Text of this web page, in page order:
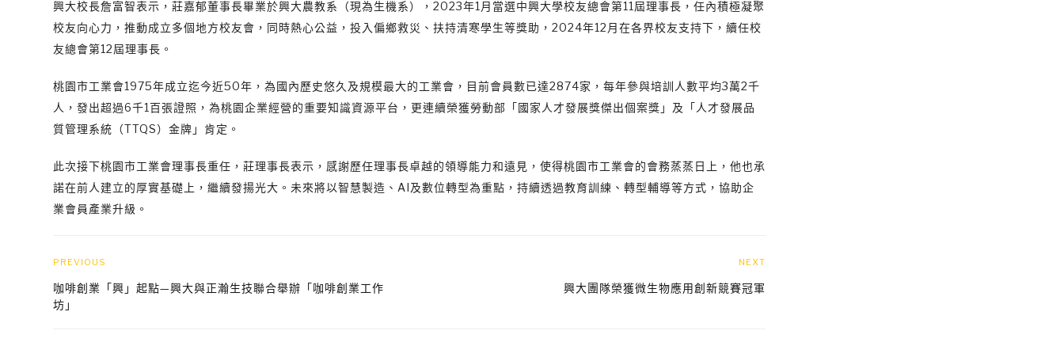
興大校長詹富智表示，莊嘉郁董事長畢業於興大農教系（現為生機系），2023年1月當選中興大學校友總會第11屆理事長，任內積極凝聚
校友向心力，推動成立多個地方校友會，同時熱心公益，投入偏鄉救災、扶持清寒學生等獎助，2024年12月在各界校友支持下，續任校
友總會第12屆理事長。
桃園市工業會1975年成立迄今近50年，為國內歷史悠久及規模最大的工業會，目前會員數已達2874家，每年參與培訓人數平均3萬2千
人，發出超過6千1百張證照，為桃園企業經營的重要知識資源平台，更連續榮獲勞動部「國家人才發展獎傑出個案獎」及「人才發展品
質管理系統（TTQS）金牌」肯定。
此次接下桃園市工業會理事長重任，莊理事長表示，感謝歷任理事長卓越的領導能力和遠見，使得桃園市工業會的會務蒸蒸日上，他也承
諾在前人建立的厚實基礎上，繼續發揚光大。未來將以智慧製造、AI及數位轉型為重點，持續透過教育訓練、轉型輔導等方式，協助企
業會員產業升級。
PREVIOUS
咖啡創業「興」起點—興大與正瀚生技聯合舉辦「咖啡創業工作
坊」
NEXT
興大團隊榮獲微生物應用創新競賽冠軍